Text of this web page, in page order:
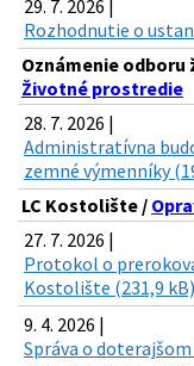
29. 7. 2026 |
Rozhodnutie o
Oznámenie odboru
Životné prostredie
28. 7. 2026 |
Administratívna
zemné výmenníky
LC Kostolište /
27. 7. 2026 |
Protokol o
Kostolište (231,9 kB)
9. 4. 2026 |
Správa o